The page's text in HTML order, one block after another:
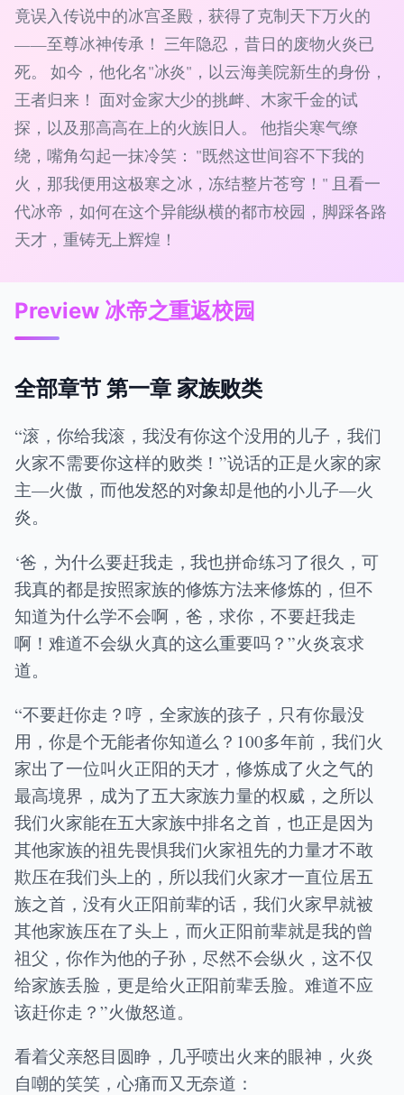
竟误入传说中的冰宫圣殿，获得了克制天下万火的
——至尊冰神传承！ 三年隐忍，昔日的废物火炎已
死。 如今，他化名"冰炎"，以云海美院新生的身份，
王者归来！ 面对金家大少的挑衅、木家千金的试
探，以及那高高在上的火族旧人。 他指尖寒气缭
绕，嘴角勾起一抹冷笑： "既然这世间容不下我的
火，那我便用这极寒之冰，冻结整片苍穹！" 且看一
代冰帝，如何在这个异能纵横的都市校园，脚踩各路
天才，重铸无上辉煌！
Preview 冰帝之重返校园
全部章节 第一章 家族败类
“滚，你给我滚，我没有你这个没用的儿子，我们
火家不需要你这样的败类！”说话的正是火家的家
主—火傲，而他发怒的对象却是他的小儿子—火
炎。
‘爸，为什么要赶我走，我也拼命练习了很久，可
我真的都是按照家族的修炼方法来修炼的，但不
知道为什么学不会啊，爸，求你，不要赶我走
啊！难道不会纵火真的这么重要吗？”火炎哀求
道。
“不要赶你走？哼，全家族的孩子，只有你最没
用，你是个无能者你知道么？100多年前，我们火
家出了一位叫火正阳的天才，修炼成了火之气的
最高境界，成为了五大家族力量的权威，之所以
我们火家能在五大家族中排名之首，也正是因为
其他家族的祖先畏惧我们火家祖先的力量才不敢
欺压在我们头上的，所以我们火家才一直位居五
族之首，没有火正阳前辈的话，我们火家早就被
其他家族压在了头上，而火正阳前辈就是我的曾
祖父，你作为他的子孙，尽然不会纵火，这不仅
给家族丢脸，更是给火正阳前辈丢脸。难道不应
该赶你走？”火傲怒道。
看着父亲怒目圆睁，几乎喷出火来的眼神，火炎
自嘲的笑笑，心痛而又无奈道：